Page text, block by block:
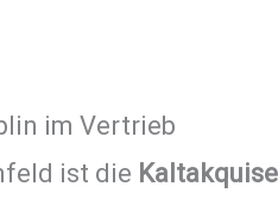
im Vertrieb
ist die